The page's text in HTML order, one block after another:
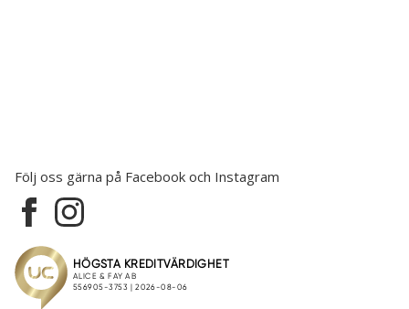
Följ oss gärna på Facebook och Instagram